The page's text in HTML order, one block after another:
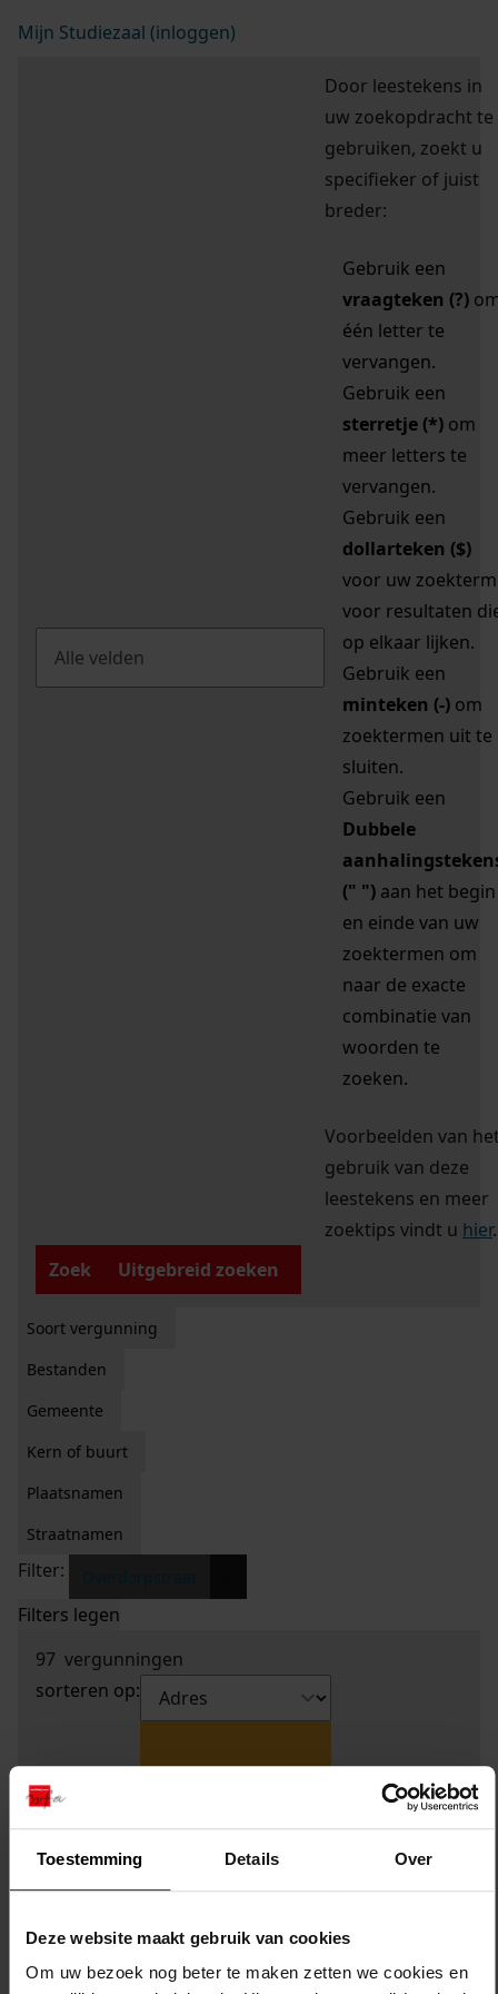
Toestemming Details Over
Deze website maakt gebruik van cookies
Om uw bezoek nog beter te maken zetten we cookies en
Mijn Studiezaal (inloggen)
Door leestekens in
uw zoekopdracht te
gebruiken, zoekt u
specifieker of juist
breder:
Gebruik een
vraagteken (?)
één letter te
vervangen.
Gebruik een
sterretje (*) om
meer letters te
vervangen.
Gebruik een
dollarteken ($)
voor uw zoekterm
voor resultaten
op elkaar lijken.
Gebruik een
minteken (-) om
zoektermen uit te
sluiten.
Gebruik een
Dubbele
(" ") aan het begin
en einde van uw
zoektermen om
naar de exacte
combinatie van
woorden te
zoeken.
Voorbeelden van
gebruik van deze
leestekens en meer
zoektips vindt u hier.
Zoek
Uitgebreid zoeken
Soort vergunning
Bestanden
Gemeente
Kern of buurt
Plaatsnamen
Straatnamen
Filter:
Filters legen
97 vergunningen
sorteren op: